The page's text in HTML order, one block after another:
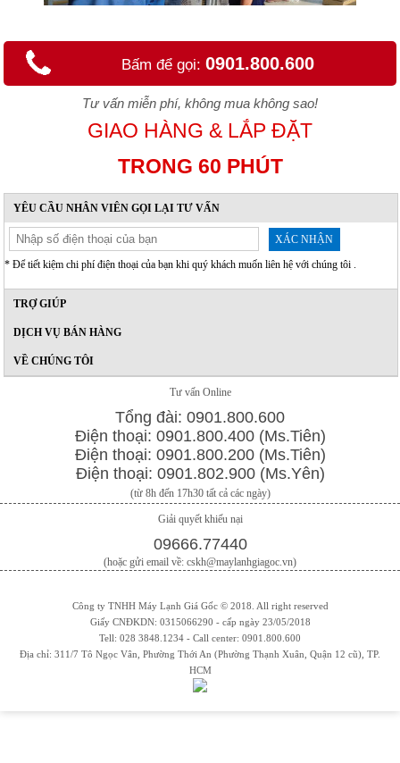
Bấm để gọi: 0901.800.600
Tư vấn miễn phí, không mua không sao!
GIAO HÀNG & LẮP ĐẶT
TRONG 60 PHÚT
YÊU CẦU NHÂN VIÊN GỌI LẠI TƯ VẤN
XÁC NHẬN
* Để tiết kiệm chi phí điện thoại của bạn khi quý khách muốn liên hệ với chúng tôi .
TRỢ GIÚP
DỊCH VỤ BÁN HÀNG
VỀ CHÚNG TÔI
Tư vấn Online
Tổng đài: 0901.800.600
Điện thoại: 0901.800.400 (Ms.Tiên)
Điện thoại: 0901.800.200 (Ms.Tiên)
Điện thoại: 0901.802.900 (Ms.Yên)
(từ 8h đến 17h30 tất cả các ngày)
Giải quyết khiếu nại
09666.77440
(hoặc gửi email về: cskh@maylanhgiagoc.vn)
Công ty TNHH Máy Lạnh Giá Gốc © 2018. All right reserved
Giấy CNĐKDN: 0315066290 - cấp ngày 23/05/2018
Tell: 028 3848.1234 - Call center: 0901.800.600
Địa chỉ: 311/7 Tô Ngọc Vân, Phường Thới An (Phường Thạnh Xuân, Quận 12 cũ), TP.
HCM